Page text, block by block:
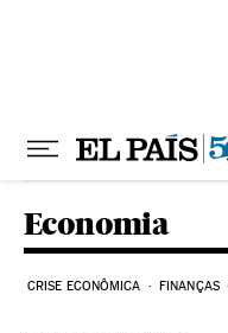
Economia
CRISE ECONÔMICA FINANÇAS